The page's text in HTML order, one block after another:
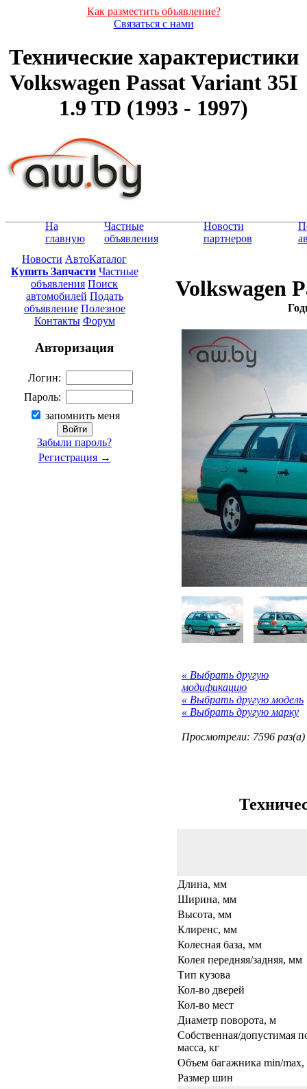
Как разместить объявление?
Связаться с нами
Технические характеристики
Volkswagen Passat Variant 35I
1.9 TD (1993 - 1997)
На
главную
Частные
объявления
Новости
партнеров
Новости АвтоКаталог
Купить Запчасти Частные
объявления Поиск
автомобилей Подать
объявление Полезное
Контакты Форум
Авторизация
Логин:
Пароль:
запомнить меня
Забыли пароль?
Регистрация →
Volkswagen
« Выбрать другую
модификацию
« Выбрать другую модель
« Выбрать другую марку
Просмотрели: 7596 раз(а)
Длина, мм
Ширина, мм
Высота, мм
Клиренс, мм
Колесная база, мм
Колея передняя/задняя, мм
Тип кузова
Кол-во дверей
Кол-во мест
Диаметр поворота, м
Собственная/допустимая
масса, кг
Объем багажника min/max,
Размер шин